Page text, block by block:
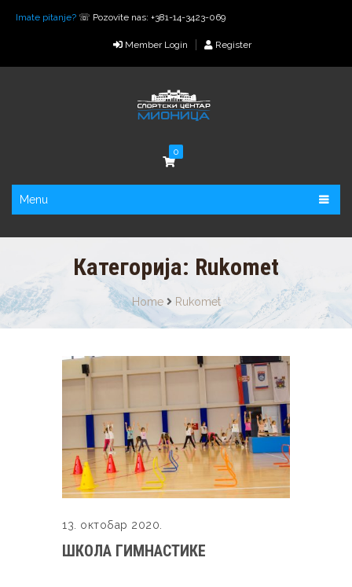
Imate pitanje? ☏ Pozovite nas: +381-14-3423-069
Member Login Register
0
Menu
Категорија: Rukomet
Home Rukomet
13. октобар 2020.
ШКОЛА ГИМНАСТИКЕ